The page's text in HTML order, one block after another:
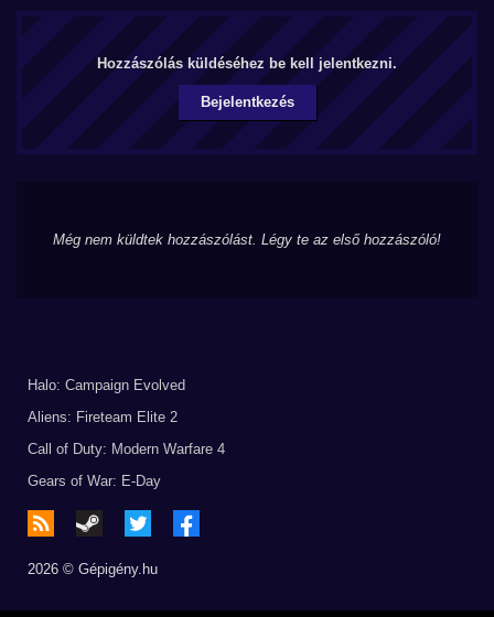
Hozzászólás küldéséhez be kell jelentkezni.
Bejelentkezés
Még nem küldtek hozzászólást. Légy te az első hozzászóló!
Halo: Campaign Evolved
Aliens: Fireteam Elite 2
Call of Duty: Modern Warfare 4
Gears of War: E-Day
2026 © Gépigény.hu